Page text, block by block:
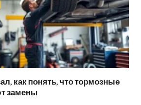
как понять, что тормозные
замены